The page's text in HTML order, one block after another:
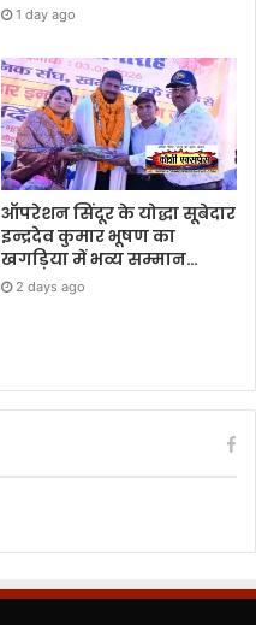
1 day ago
ऑपरेशन सिंदूर के योद्धा सूबेदार
इन्द्रदेव कुमार भूषण का
खगड़िया में भव्य सम्मान…
2 days ago